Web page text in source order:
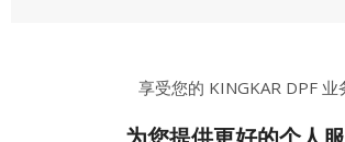
享受您的 KINGKAR DPF 业